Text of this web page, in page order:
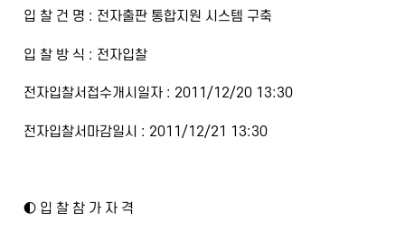
입 찰 건 명 : 전자출판 통합지원 시스템 구축
입 찰 방 식 : 전자입찰
전자입찰서접수개시일자 : 2011/12/20 13:30
전자입찰서마감일시 : 2011/12/21 13:30
◐ 입 찰 참 가 자 격